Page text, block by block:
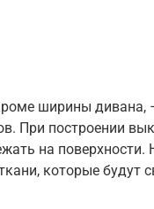
ширины дивана,
При построении
на поверхности.
которые будут